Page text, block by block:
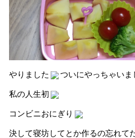
やりました ついにやっちゃいま
私の人生初
コンビニおにぎり
決して寝坊してとか作るの忘れて